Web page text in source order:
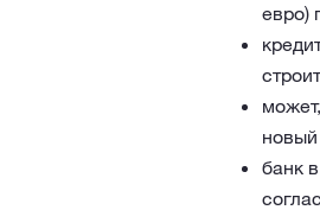
евро)
новый
банк